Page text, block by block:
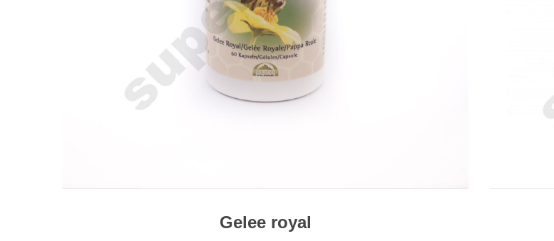
Gelee royal